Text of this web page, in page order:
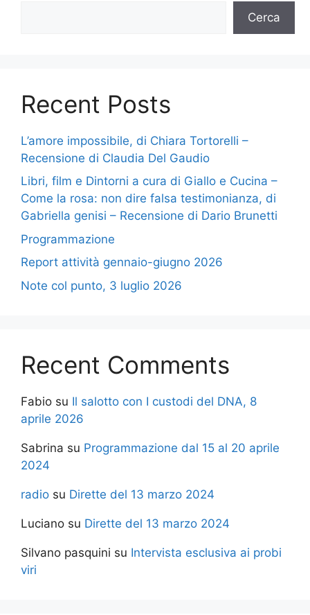
Cerca
Recent Posts
L’amore impossibile, di Chiara Tortorelli –
Recensione di Claudia Del Gaudio
Libri, film e Dintorni a cura di Giallo e Cucina –
Come la rosa: non dire falsa testimonianza, di
Gabriella genisi – Recensione di Dario Brunetti
Programmazione
Report attività gennaio-giugno 2026
Note col punto, 3 luglio 2026
Recent Comments
Fabio su Il salotto con I custodi del DNA, 8
aprile 2026
Sabrina su Programmazione dal 15 al 20 aprile
2024
radio su Dirette del 13 marzo 2024
Luciano su Dirette del 13 marzo 2024
Silvano pasquini su Intervista esclusiva ai probi
viri